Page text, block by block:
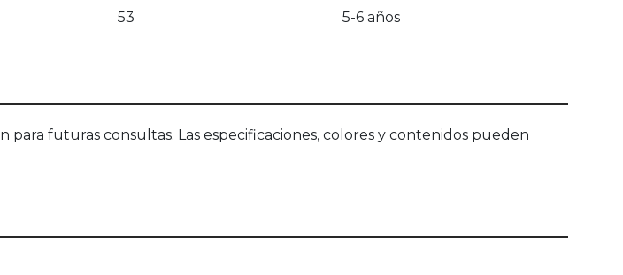
53 5-6 años
futuras consultas. Las especificaciones, colores y contenidos pueden